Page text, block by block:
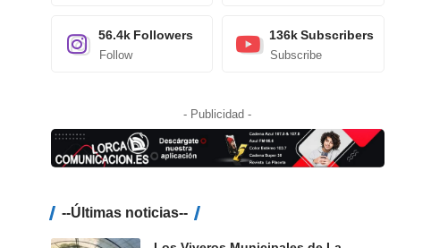
56.4k Followers
Follow
136k Subscribers
Subscribe
- Publicidad -
--Últimas noticias--